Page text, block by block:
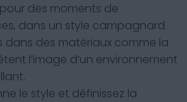
des moments de
dans un style campagnard
des matériaux comme la
l’image d’un environnement
le style et définissez la